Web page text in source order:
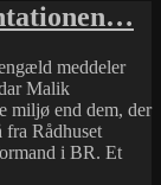
meddeler
Malik
miljø end dem, der
fra Rådhuset
i BR. Et